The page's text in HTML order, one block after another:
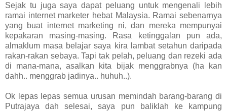
Sejak tu juga saya dapat peluang untuk mengenali lebih
ramai internet marketer hebat Malaysia. Ramai sebenarnya
yang buat internet marketing ni, dan mereka mempunyai
kepakaran masing-masing. Rasa ketinggalan pun ada,
almaklum masa belajar saya kira lambat setahun daripada
rakan-rakan sebaya. Tapi tak pelah, peluang dan rezeki ada
di mana-mana, asalkan kita bijak menggrabnya (ha kan
dahh.. menggrab jadinya.. huhuh..).
Ok lepas lepas semua urusan memindah barang-barang di
Putrajaya dah selesai, saya pun baliklah ke kampung